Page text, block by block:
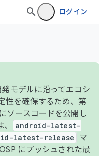
ログイン
モデルに沿ってエコシ
性を確保するため、第
ソースコードを公開し
android-latest-
latest-release
マ
にプッシュされた最